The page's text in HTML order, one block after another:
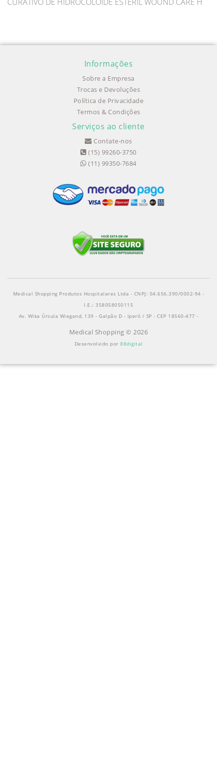
Informações
Sobre a Empresa
Trocas e Devoluções
Política de Privacidade
Termos & Condições
Serviços ao cliente
Contate-nos
(15) 99260-3750
(11) 99350-7684
Medical Shopping Produtos Hospitalares Ltda - CNPJ: 04.656.390/0002-94 -
I.E.: 358058050115
Av. Wika Úrsula Wiegand, 139 - Galpão D - Iperó / SP - CEP 18560-477 -
Medical Shopping © 2026
Desenvolvido por 88digital